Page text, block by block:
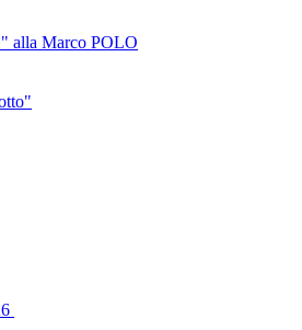
alla Marco POLO